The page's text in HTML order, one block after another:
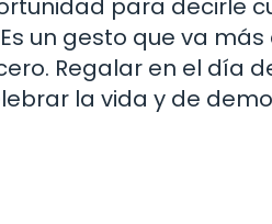
para decirle
un gesto que va más
Regalar en el día
la vida y de